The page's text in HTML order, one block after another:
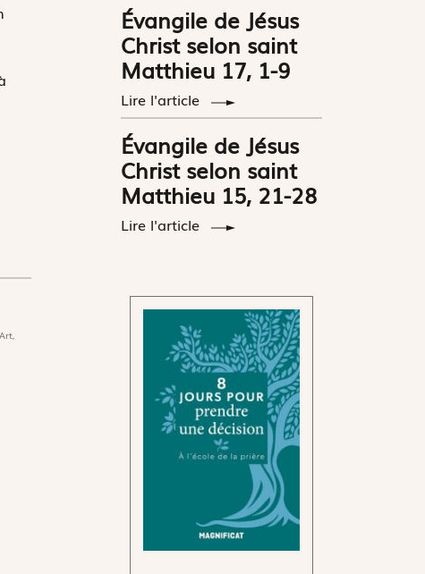
Évangile de Jésus
Christ selon saint
Matthieu 17, 1-9
Lire l'article
Évangile de Jésus
Christ selon saint
Matthieu 15, 21-28
Lire l'article